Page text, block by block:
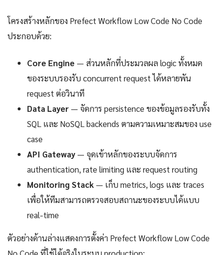
โครงสร้างหลักของ Prefect Workflow Low Code No Code
ประกอบด้วย:
Core Engine — ส่วนหลักที่ประมวลผล logic ทั้งหมด
ของระบบรองรับ concurrent request ได้หลายพัน
request ต่อวินาที
Data Layer — จัดการ persistence ของข้อมูลรองรับทั้ง
SQL และ NoSQL backends ตามความเหมาะสมของ use
case
API Gateway — จุดเข้าหลักของระบบจัดการ
authentication, rate limiting และ request routing
Monitoring Stack — เก็บ metrics, logs และ traces
เพื่อให้ทีมสามารถตรวจสอบสถานะของระบบได้แบบ
real-time
ตัวอย่างด้านล่างแสดงการตั้งค่า Prefect Workflow Low Code